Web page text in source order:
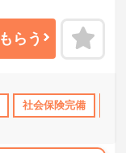
完備 交通費支給
根を超えて連携も
のICT化も進んでお
入したり、Bluetoo
のある方は、お気
らう
社会保険完備